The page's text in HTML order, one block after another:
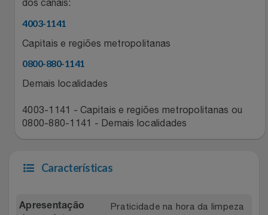
Relógios
Saúde E Bem-Estar
Vestuário
Safe – Escola De Aviação
Stanley Pmi
Três Corações
dos canais:
4003-1141
Capitais e regiões metropolitanas
0800-880-1141
Demais localidades
4003-1141 - Capitais e regiões metropolitanas ou
0800-880-1141 - Demais localidades
Características
Apresentação
Praticidade na hora da limpeza